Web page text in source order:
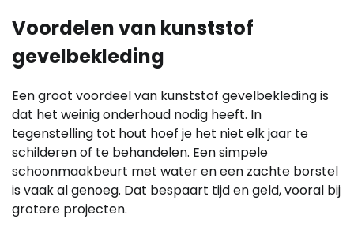
Voordelen van kunststof
gevelbekleding
Een groot voordeel van kunststof gevelbekleding is
dat het weinig onderhoud nodig heeft. In
tegenstelling tot hout hoef je het niet elk jaar te
schilderen of te behandelen. Een simpele
schoonmaakbeurt met water en een zachte borstel
is vaak al genoeg. Dat bespaart tijd en geld, vooral bij
grotere projecten.